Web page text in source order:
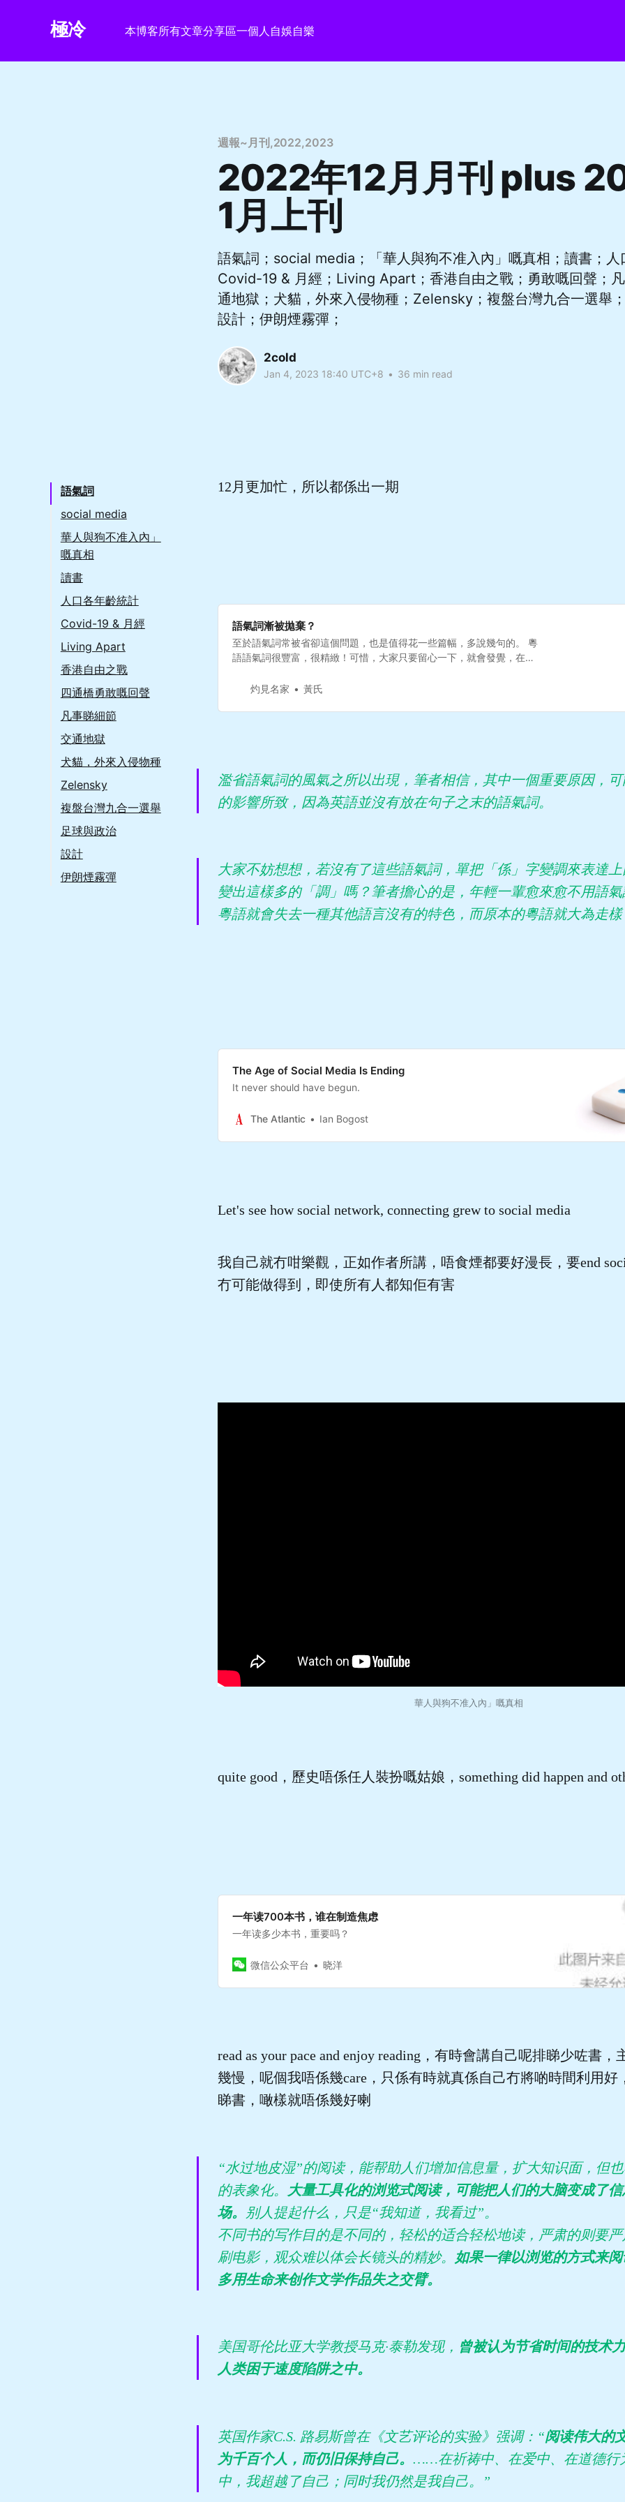
極冷 本博客所有文章分享區一個人自娛自樂
週報~月刊,2022,2023
2022年12月月刊 plus
1月上刊
語氣詞；social media；「華人與狗不准入內」嘅真相；讀書；人
Covid-19 & 月經；Living Apart；香港自由之戰；勇敢嘅回聲；
通地獄；犬貓，外來入侵物種；Zelensky；複盤台灣九合一選舉
設計；伊朗煙霧彈；
2cold
Jan 4, 2023 18:40 UTC+8 • 36 min read
語氣詞
social media
華人與狗不准入內」
嘅真相
讀書
人口各年齡統計
Covid-19 & 月經
Living Apart
香港自由之戰
四通橋勇敢嘅回聲
凡事睇細節
交通地獄
犬貓，外來入侵物種
Zelensky
複盤台灣九合一選舉
足球與政治
設計
伊朗煙霧彈
12月更加忙，所以都係出一期
語氣詞漸被拋棄？
至於語氣詞常被省卻這個問題，也是值得花一些篇幅，多說幾句的。 粵
語語氣詞很豐富，很精緻！可惜，大家只要留心一下，就會發覺，在有
的例子。二三十年前，在年輕人當中曾經非常流行「囉」（音lɔ55）這
乎沒有別的語氣詞，而只有一個「囉」字。她差不多每句都用「囉」去
不過，似乎自從那個節目不再播放之後…
灼見名家 黃氏
濫省語氣詞的風氣之所以出現，筆者相信，其中一個重要原因，
的影響所致，因為英語並沒有放在句子之末的語氣詞。
大家不妨想想，若沒有了這些語氣詞，單把「係」字變調來表達
變出這樣多的「調」嗎？筆者擔心的是，年輕一輩愈來愈不用語
粵語就會失去一種其他語言沒有的特色，而原本的粵語就大為走樣
The Age of Social Media Is Ending
It never should have begun.
The Atlantic Ian Bogost
Let's see how social network, connecting grew to social media
我自己就冇咁樂觀，正如作者所講，唔食煙都要好漫長，要end
冇可能做得到，即使所有人都知佢有害
華人與狗不准入內」嘅真相
quite good，歷史唔係任人裝扮嘅姑娘，something did happen and
一年读700本书，谁在制造焦虑
一年读多少本书，重要吗？
微信公众平台 晓洋
read as your pace and enjoy reading，有時會講自己呢排睇少咗書
幾慢，呢個我唔係幾care，只係有時就真係自己冇將啲時間利用好
睇書，噉樣就唔係幾好喇
“水过地皮湿”的阅读，能帮助人们增加信息量，扩大知识面，但
的表象化。
大量工具化的浏览式阅读，可能把人们的大脑变成了
场。 别人提起什么，只是“我知道，我看过”。
不同书的写作目的是不同的，轻松的适合轻松地读，严肃的则要
刷电影，观众难以体会长镜头的精妙。 如果一律以浏览的方式来
多用生命来创作文学作品失之交臂。
美国哥伦比亚大学教授马克·泰勒发现， 曾被认为节省时间的技术
人类困于速度陷阱之中。
英国作家C.S. 路易斯曾在《文艺评论的实验》强调：“阅读伟大的
为千百个人，而仍旧保持自己。 ……在祈祷中、在爱中、在道德行
中，我超越了自己；同时我仍然是我自己。”